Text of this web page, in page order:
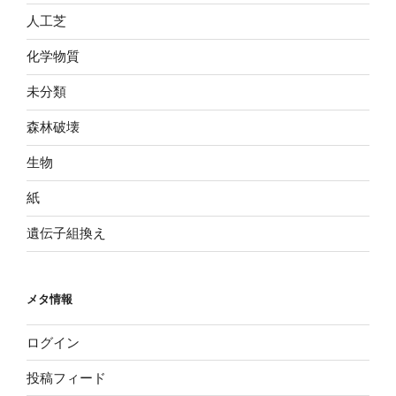
人工芝
化学物質
未分類
森林破壊
生物
紙
遺伝子組換え
メタ情報
ログイン
投稿フィード